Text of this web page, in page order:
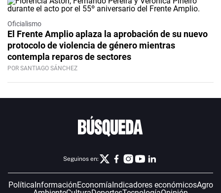
Oficialismo
El Frente Amplio aplaza la aprobación de su nuevo
protocolo de violencia de género mientras
contempla reparos de sectores
POR SANTIAGO SÁNCHEZ
Seguinos en:
PolíticaInformaciónEconomíaIndicadores económicosAgro